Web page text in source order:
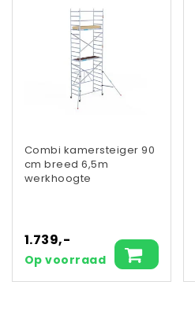
Combi kamersteiger 90
cm breed 6,5m
werkhoogte
1.739,-
Op voorraad